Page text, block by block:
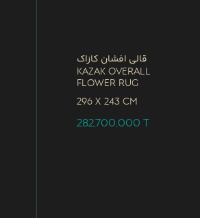
قالی افشان کازاک
Kazak Overall
Flower Rug
296 x 243 CM
282,700,000T